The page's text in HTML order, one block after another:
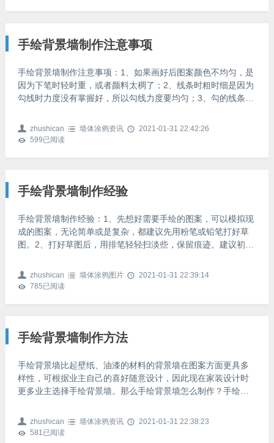
手绘背景墙制作注意事项
手绘背景墙制作注意事项：1、如果画好后图案颜色不均匀，是
因为下笔时轻时重，或者颜料太稠了；2、线条时粗时细是因为
勾线时力度没有掌握好，所以勾线力度要均匀；3、勾的线条时
手感硬，是因为颜料太稠，记得要加稀释剂；5、图案的线条渗
水走位，是加多了稀释剂，或者是笔清洗后没有擦干水，所以
在
zhushican 墙体涂鸦资讯
2021-01-31 22:42:26
599已阅读
手绘背景墙制作经验
手绘背景墙制作经验：1、先想好需要手绘的图案，可以模拟现
成的图案，无论简单或是复杂，都建议先用粉笔或铅笔打好草
图。2、打好草图后，用排笔轻轻扫淡些，保留痕迹。建议初学
开始上涂料了，要根据图案线条的粗细和上颜色面积的大小，
选择使用大中小号的毛笔或是排笔，接着根据个人喜好把涂料
zhushican 墙体涂鸦图片
2021-01-31 22:39:14
785已阅读
手绘背景墙制作方法
手绘背景墙比起壁纸、油漆的材料的背景墙在图案方面更具多
样性，可根据业主自己的喜好随意设计，因此现在家装设计时
更多业主选择手绘背景墙。那么手绘背景墙怎么制作？手绘背
是为了在上面画图案用的；2、在胶纸上面用铅笔打稿，用深色
马克笔描出要用的线条。然后沿着这些线条将图形刻出；3、在
zhushican 墙体涂鸦资讯
2021-01-31 22:38:23
581已阅读